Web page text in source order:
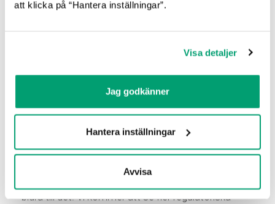
att klicka på “Hantera inställningar”.
Visa detaljer
Jag godkänner
Hantera inställningar
Avvisa
– När vi startade 2007 var miljöcertifieringar något
att det finns en enorm marknadspotential i
allvar. Det första stora skiftet var efter Paris-
konferensen 2015 och intresset för biobaserade
lösningar tog ordentlig fart i och med EU:s
plastdirektiv. Då kom också cirkularitet upp på
bidra till det. Vi kommer att se fler regulatoriska